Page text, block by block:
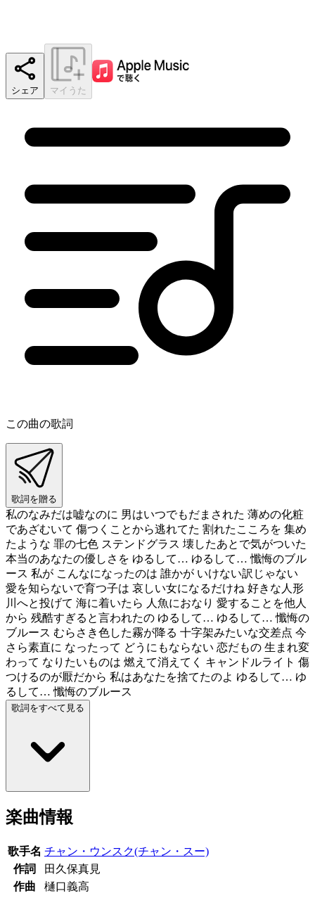
シェア マイうた
この曲の歌詞
歌詞を贈る
私のなみだは嘘なのに 男はいつでもだまされた 薄めの化粧
であざむいて 傷つくことから逃れてた 割れたこころを 集め
たような 罪の七色 ステンドグラス 壊したあとで気がついた
本当のあなたの優しさを ゆるして… ゆるして… 懺悔のブル
ース 私が こんなになったのは 誰かが いけない訳じゃない
愛を知らないで育つ子は 哀しい女になるだけね 好きな人形
川へと投げて 海に着いたら 人魚におなり 愛することを他人
から 残酷すぎると言われたの ゆるして… ゆるして… 懺悔の
ブルース むらさき色した霧が降る 十字架みたいな交差点 今
さら素直に なったって どうにもならない 恋だもの 生まれ変
わって なりたいものは 燃えて消えてく キャンドルライト 傷
つけるのが厭だから 私はあなたを捨てたのよ ゆるして… ゆ
るして… 懺悔のブルース
歌詞をすべて見る
楽曲情報
歌手名 チャン・ウンスク(チャン・スー)
作詞
田久保真見
作曲
樋口義高